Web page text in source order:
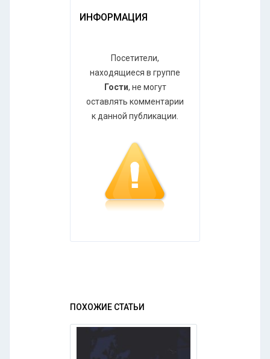
ИНФОРМАЦИЯ
Посетители,
находящиеся в группе
Гости, не могут
оставлять комментарии
к данной публикации.
ПОХОЖИЕ СТАТЬИ